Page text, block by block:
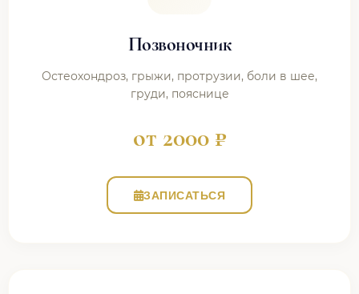
Позвоночник
Остеохондроз, грыжи, протрузии, боли в шее,
груди, пояснице
от 2000 ₽
ЗАПИСАТЬСЯ